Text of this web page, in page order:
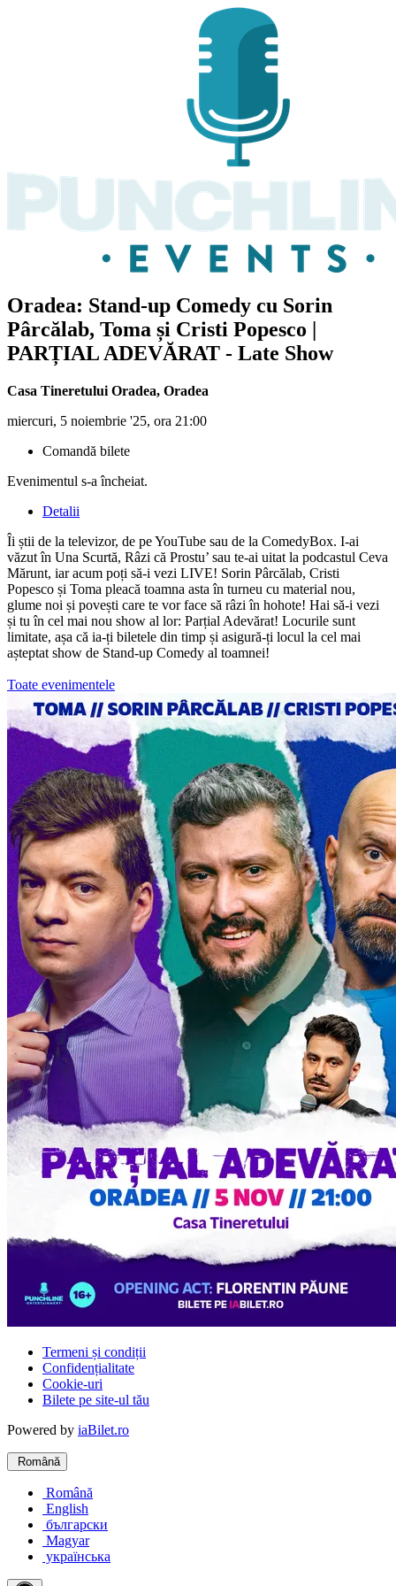
Oradea: Stand-up Comedy cu Sorin
Pârcălab, Toma și Cristi Popesco |
PARȚIAL ADEVĂRAT - Late Show
Casa Tineretului Oradea, Oradea
miercuri, 5 noiembrie '25, ora 21:00
Comandă bilete
Evenimentul s-a încheiat.
Detalii
Îi știi de la televizor, de pe YouTube sau de la ComedyBox. I-ai
văzut în Una Scurtă, Râzi că Prostu’ sau te-ai uitat la podcastul Ceva
Mărunt, iar acum poți să-i vezi LIVE! Sorin Pârcălab, Cristi
Popesco și Toma pleacă toamna asta în turneu cu material nou,
glume noi și povești care te vor face să râzi în hohote! Hai să-i vezi
și tu în cel mai nou show al lor: Parțial Adevărat! Locurile sunt
limitate, așa că ia-ți biletele din timp și asigură-ți locul la cel mai
așteptat show de Stand-up Comedy al toamnei!
Toate evenimentele
Termeni și condiții
Confidențialitate
Cookie-uri
Bilete pe site-ul tău
Powered by iaBilet.ro
Română
Română
English
български
Magyar
українська